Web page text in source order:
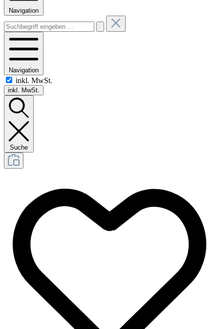
Navigation
Navigation
inkl. MwSt.
inkl. MwSt.
Suche